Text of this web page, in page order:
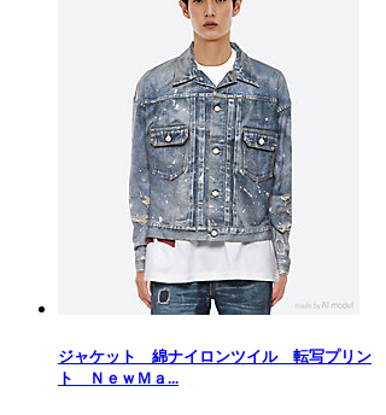
ジャケット 綿ナイロンツイル 転写プリン
ト ＮｅｗＭａ...